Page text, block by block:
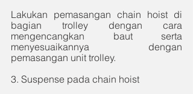
Lakukan pemasangan chain hoist di
bagian trolley dengan cara
mengencangkan baut serta
menyesuaikannya dengan
pemasangan unit trolley.
3. Suspense pada chain hoist